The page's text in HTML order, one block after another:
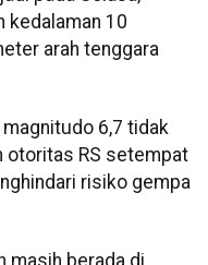
kedalaman 10
arah tenggara
6,7 tidak
otoritas RS setempat
risiko gempa